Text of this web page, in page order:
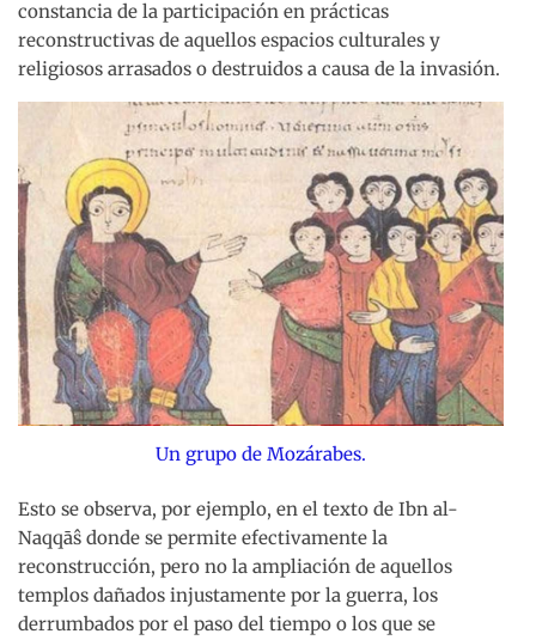
constancia de la participación en prácticas
reconstructivas de aquellos espacios culturales y
religiosos arrasados o destruidos a causa de la invasión.
Un grupo de Mozárabes.
Esto se observa, por ejemplo, en el texto de Ibn al-
Naqqāŝ donde se permite efectivamente la
reconstrucción, pero no la ampliación de aquellos
templos dañados injustamente por la guerra, los
derrumbados por el paso del tiempo o los que se